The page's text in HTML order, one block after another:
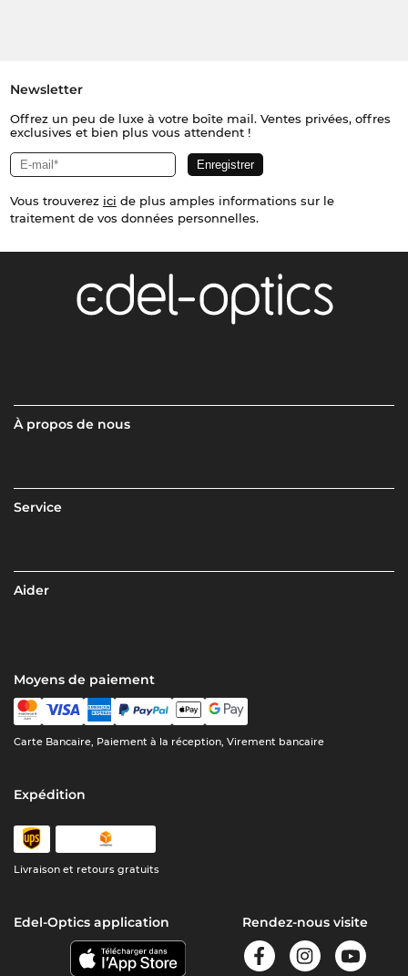
Newsletter
Offrez un peu de luxe à votre boîte mail. Ventes privées, offres
exclusives et bien plus vous attendent !
Vous trouverez ici de plus amples informations sur le
traitement de vos données personnelles.
À propos de nous
Service
Aider
Moyens de paiement
Carte Bancaire, Paiement à la réception, Virement bancaire
Expédition
Livraison et retours gratuits
Edel-Optics application Rendez-nous visite